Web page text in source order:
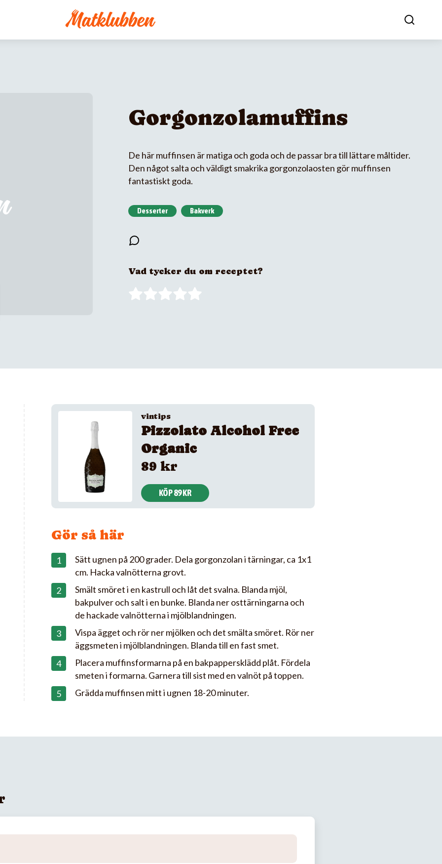
Gorgonzolamuffins
De här muffinsen är matiga och goda och de passar bra till lättare måltider.
Den något salta och väldigt smakrika gorgonzolaosten gör muffinsen
fantastiskt goda.
Desserter Bakverk
Vad tycker du om receptet?
vintips
Pizzolato Alcohol Free
Organic
89 kr
KÖP 89 KR
Gör så här
Sätt ugnen på 200 grader. Dela gorgonzolan i tärningar, ca 1x1
cm. Hacka valnötterna grovt.
Smält smöret i en kastrull och låt det svalna. Blanda mjöl,
bakpulver och salt i en bunke. Blanda ner osttärningarna och
de hackade valnötterna i mjölblandningen.
Vispa ägget och rör ner mjölken och det smälta smöret. Rör ner
äggsmeten i mjölblandningen. Blanda till en fast smet.
Placera muffinsformarna på en bakpappersklädd plåt. Fördela
smeten i formarna. Garnera till sist med en valnöt på toppen.
Grädda muffinsen mitt i ugnen 18-20 minuter.